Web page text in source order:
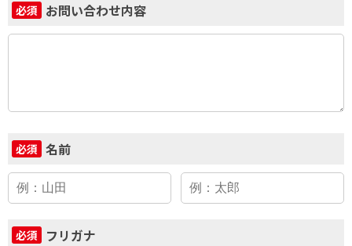
必須 お問い合わせ内容
必須 名前
必須 フリガナ